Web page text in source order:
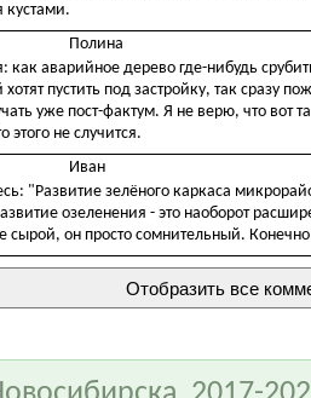
кустами.
Полина
как аварийное дерево где-нибудь
пустить под застройку, так сразу
уже пост-фактум. Я не верю, что вот
не случится.
Иван
"Развитие зелёного каркаса
озеленения - это наоборот
сырой, он просто сомнительный.